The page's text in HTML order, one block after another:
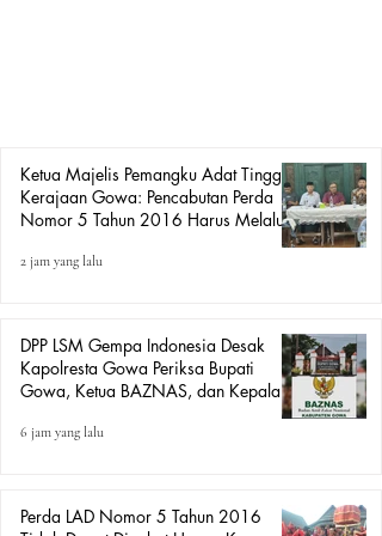
Ketua Majelis Pemangku Adat Tinggi
Kerajaan Gowa: Pencabutan Perda
Nomor 5 Tahun 2016 Harus Melalui
undangan, Bukan Aksi Demo.
2 jam yang lalu
DPP LSM Gempa Indonesia Desak
Kapolresta Gowa Periksa Bupati
Gowa, Ketua BAZNAS, dan Kepala
terhadap PNS, P3K, Pegawai BUMD,
6 jam yang lalu
Perda LAD Nomor 5 Tahun 2016